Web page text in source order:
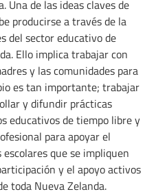
Una de las ideas claves de
producirse a través de la
del sector educativo de
Ello implica trabajar con
y las comunidades para
es tan importante; trabajar
y difundir prácticas
educativos de tiempo libre y
para apoyar el
que se impliquen
y el apoyo activos
toda Nueva Zelanda.